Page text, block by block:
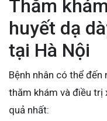
Thăm
huyết dạ
tại Hà Nội
Bệnh nhân có thể
thăm khám và điều trị
quả nhất: